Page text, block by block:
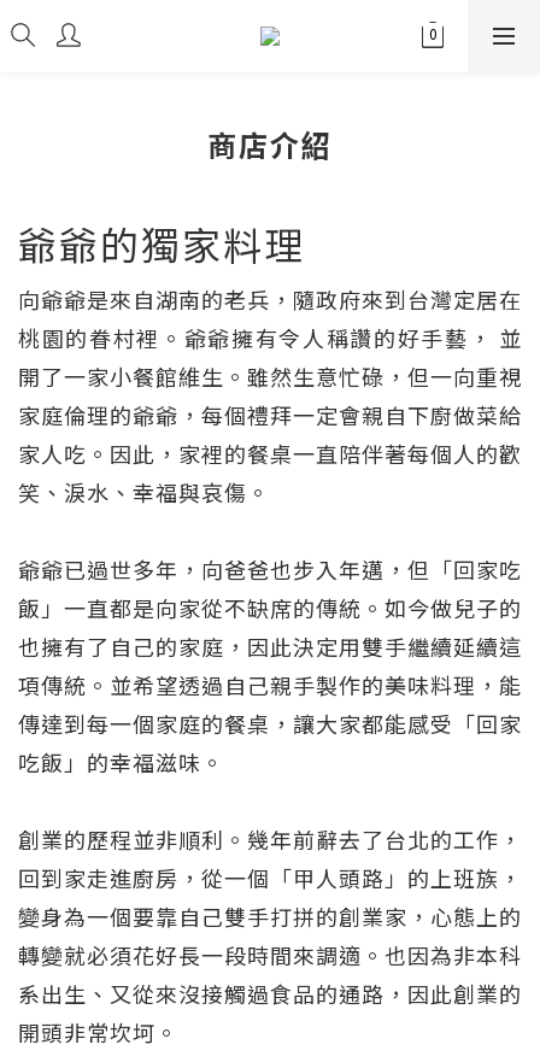
商店介紹
爺爺的獨家料理
向爺爺是來自湖南的老兵，隨政府來到台灣定居在
桃園的眷村裡。爺爺擁有令人稱讚的好手藝， 並
開了一家小餐館維生。雖然生意忙碌，但一向重視
家庭倫理的爺爺，每個禮拜一定會親自下廚做菜給
家人吃。因此，家裡的餐桌一直陪伴著每個人的歡
笑、淚水、幸福與哀傷。
爺爺已過世多年，向爸爸也步入年邁，但「回家吃
飯」一直都是向家從不缺席的傳統。如今做兒子的
也擁有了自己的家庭，因此決定用雙手繼續延續這
項傳統。並希望透過自己親手製作的美味料理，能
傳達到每一個家庭的餐桌，讓大家都能感受「回家
吃飯」的幸福滋味。
創業的歷程並非順利。幾年前辭去了台北的工作，
回到家走進廚房，從一個「甲人頭路」的上班族，
變身為一個要靠自己雙手打拼的創業家，心態上的
轉變就必須花好長一段時間來調適。也因為非本科
系出生、又從來沒接觸過食品的通路，因此創業的
開頭非常坎坷。